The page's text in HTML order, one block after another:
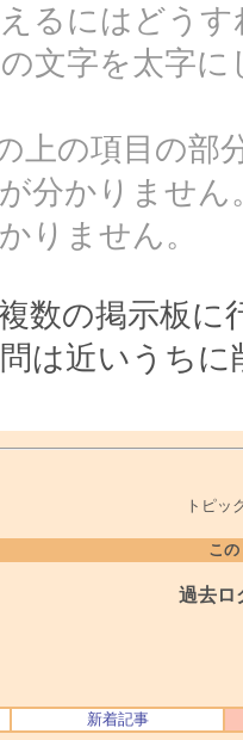
るにはどう
文字を太字
上の項目の部
分かりませ
りません。
数の掲示板に
は近いうち
トピッ
こ
過去ロ
新着記事